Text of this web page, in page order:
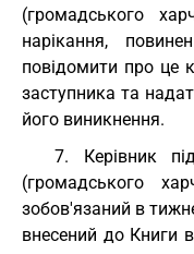
(громадського
нарікання,
повідомити про це
заступника та
його виникнення.
7. Керівник
(громадського
зобов'язаний в
внесений до Книги